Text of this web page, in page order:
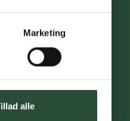
Marketing
alle
DAO